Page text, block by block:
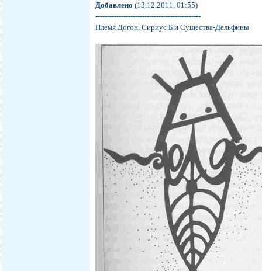
Добавлено (13.12.2011, 01:55)
---------------------------------------------
Племя Догон, Сириус Б и Существа-Дельфины